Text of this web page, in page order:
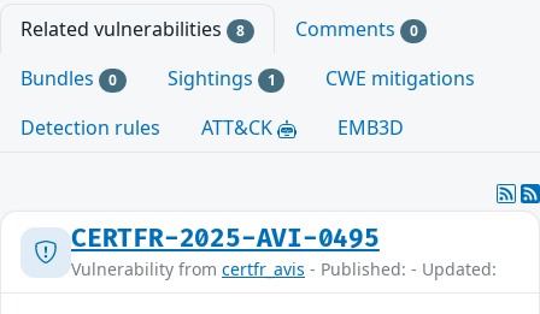
Related vulnerabilities 8 Comments 0
Bundles 0 Sightings 1
CWE mitigations
Detection rules
ATT&CK EMB3D
CERTFR-2025-AVI-0495
Vulnerability from certfr_avis - Published: - Updated: